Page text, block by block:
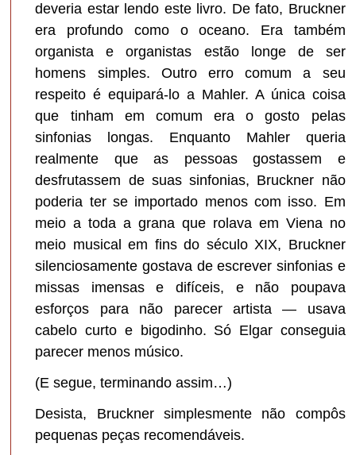
deveria estar lendo este livro. De fato, Bruckner
era profundo como o oceano. Era também
organista e organistas estão longe de ser
homens simples. Outro erro comum a seu
respeito é equipará-lo a Mahler. A única coisa
que tinham em comum era o gosto pelas
sinfonias longas. Enquanto Mahler queria
realmente que as pessoas gostassem e
desfrutassem de suas sinfonias, Bruckner não
poderia ter se importado menos com isso. Em
meio a toda a grana que rolava em Viena no
meio musical em fins do século XIX, Bruckner
silenciosamente gostava de escrever sinfonias e
missas imensas e difíceis, e não poupava
esforços para não parecer artista — usava
cabelo curto e bigodinho. Só Elgar conseguia
parecer menos músico.
(E segue, terminando assim…)
Desista, Bruckner simplesmente não compôs
pequenas peças recomendáveis.